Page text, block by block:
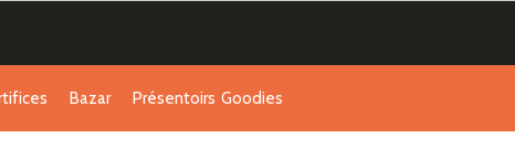
Bazar Présentoirs Goodies